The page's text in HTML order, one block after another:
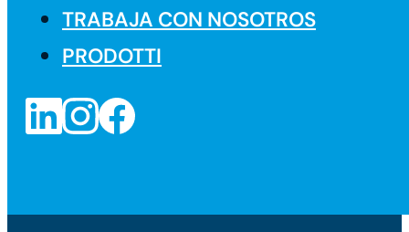
TRABAJA CON NOSOTROS
PRODOTTI